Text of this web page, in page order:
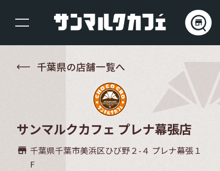
千葉県の店舗一覧へ
サンマルクカフェ プレナ幕張店
store_mall_directory 千葉県千葉市美浜区ひび野２-４ プレナ幕張１
F